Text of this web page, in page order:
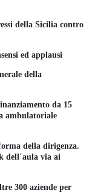
della Sicilia contro
ed applausi
della
da 15
ambulatoriale
della dirigenza.
dell´aula via ai
300 aziende per